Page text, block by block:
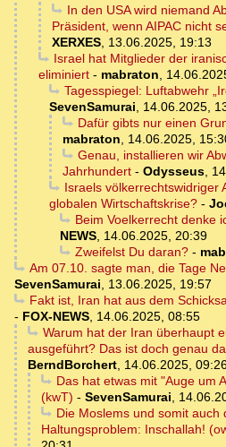
In den USA wird niemand
Präsident, wenn AIPAC nicht
XERXES, 13.06.2025, 19:13
Israel hat Mitglieder der
eliminiert - mabraton,
Tagesspiegel: Luftabwehr
SevenSamurai, 14.06.2025,
Dafür gibts nur einen
mabraton, 14.06.2025,
Genau, installieren wir
Jahrhundert - Odysseus,
Israels völkerrechtswidriger
globalen Wirtschaftskrise? -
Beim Voelkerrecht denke
NEWS, 14.06.2025, 20:39
Zweifelst Du daran?-
Am 07.10. sagte man, die Tage
SevenSamurai, 13.06.2025, 19:57
Fakt ist, Iran hat aus dem
- FOX-NEWS, 14.06.2025, 08:55
Warum hat der Iran überhaupt
ausgeführt? Das ist doch genau
BerndBorchert, 14.06.2025,
Das hat etwas mit "Auge um
(kwT) - SevenSamurai,
Die Moslems und somit auch
Haltungsproblem: Inschallah!